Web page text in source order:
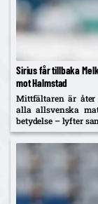
Sirius får tillbaka
mot Halmstad
Mittfältaren är
alla allsvenska
betydelse – lyfter